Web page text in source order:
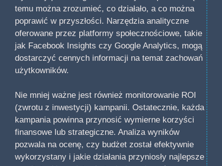
temu można zrozumieć, co działało, a co można
poprawić w przyszłości. Narzędzia analityczne
oferowane przez platformy społecznościowe, takie
jak Facebook Insights czy Google Analytics, mogą
dostarczyć cennych informacji na temat zachowań
użytkowników.
Nie mniej ważne jest również monitorowanie ROI
(zwrotu z inwestycji) kampanii. Ostatecznie, każda
kampania powinna przynosić wymierne korzyści
finansowe lub strategiczne. Analiza wyników
pozwala na ocenę, czy budżet został efektywnie
wykorzystany i jakie działania przyniosły najlepsze